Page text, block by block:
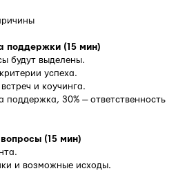
поддержки (15 мин)
будут выделены.
успеха.
и коучинга.
поддержка, 30% — ответственность
(15 мин)
и возможные исходы.